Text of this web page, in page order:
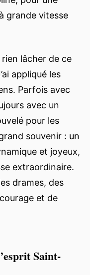
grande vitesse
lâcher de ce
appliqué les
Parfois avec
avec un
pour les
souvenir : un
et joyeux,
extraordinaire.
drames, des
et de
Saint-